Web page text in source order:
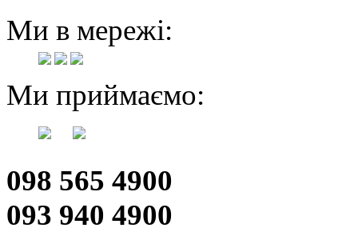
Ми в мережі:
Ми приймаємо:
098 565 4900
093 940 4900